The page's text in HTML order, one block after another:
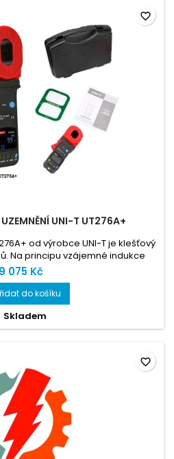
UZEMNĚNÍ UNI-T UT276A+
od výrobce UNI-T je klešťový
Na principu vzájemné indukce
bez rozpojování zemnicích
elektrod, a to v uzemňovacích
i s jedním zemničem.
9 075 Kč
do košíku
Skladem
favorite_border
favorite_border